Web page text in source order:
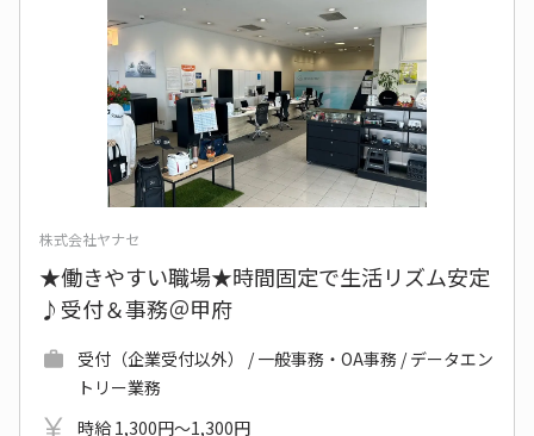
株式会社ヤナセ
★働きやすい職場★時間固定で生活リズム安定
♪受付＆事務＠甲府
受付（企業受付以外） / 一般事務・OA事務 / データエン
トリー業務
時給 1,300円～1,300円